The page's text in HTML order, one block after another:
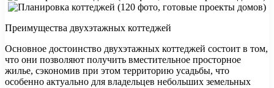
Преимущества двухэтажных коттеджей
Основное достоинство двухэтажных коттеджей состоит в том,
что они позволяют получить вместительное просторное
жилье, сэкономив при этом территорию усадьбы, что
особенно актуально для владельцев небольших земельных